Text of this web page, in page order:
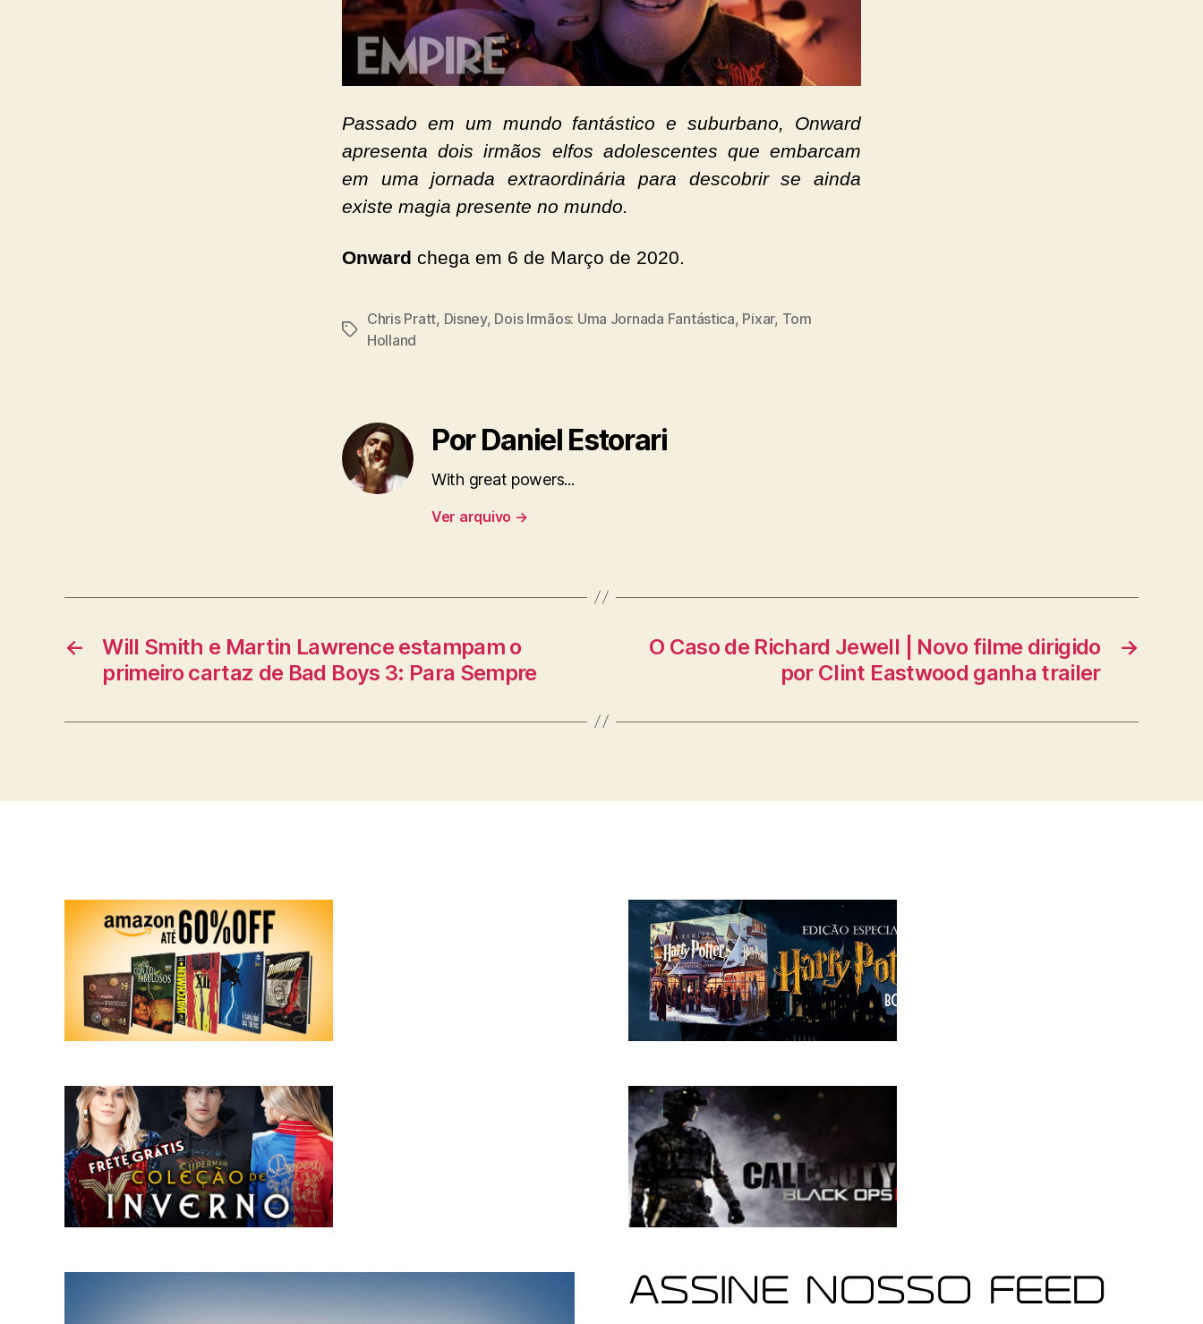
Passado em um mundo fantástico e suburbano, Onward
apresenta dois irmãos elfos adolescentes que embarcam
em uma jornada extraordinária para descobrir se ainda
existe magia presente no mundo.
Onward chega em 6 de Março de 2020.
Tags
Chris Pratt, Disney, Dois Irmãos: Uma Jornada Fantástica, Pixar, Tom
Holland
Por Daniel Estorari
With great powers...
Ver arquivo →
←
Will Smith e Martin Lawrence estampam o
primeiro cartaz de Bad Boys 3: Para Sempre
→
O Caso de Richard Jewell | Novo filme dirigido
por Clint Eastwood ganha trailer
ASSINE NOSSO FEED